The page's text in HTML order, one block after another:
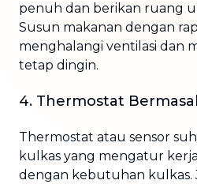
penuh dan berikan ruang
Susun makanan dengan
menghalangi ventilasi dan
tetap dingin.
4. Thermostat
Thermostat atau sensor
kulkas yang mengatur
dengan kebutuhan kulkas.